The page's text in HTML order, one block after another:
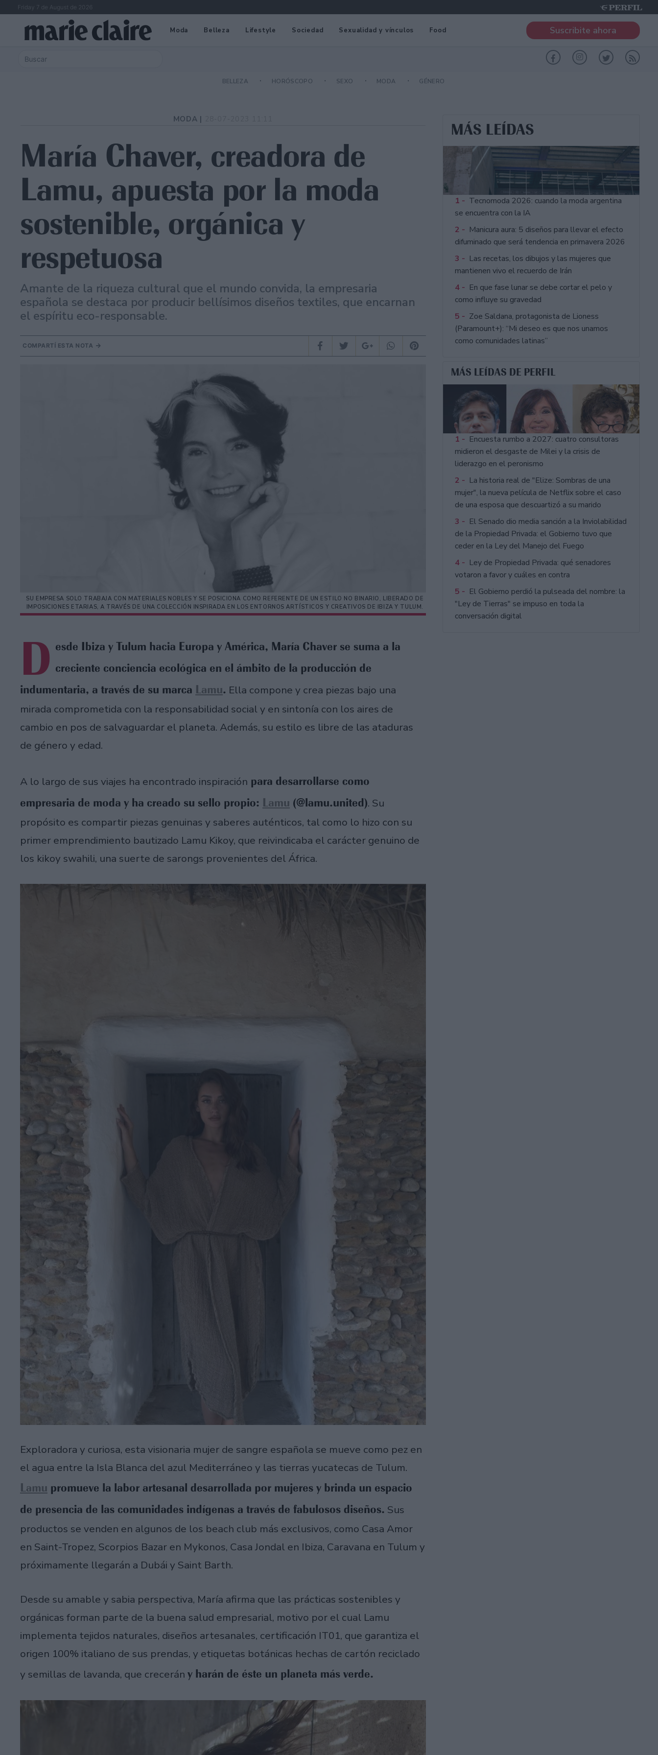
Friday 7 de August de 2026
Moda Belleza Lifestyle Sociedad Sexualidad y vínculos Food Suscribite ahora
BELLEZA HORÓSCOPO SEXO MODA GÉNERO
MODA |
María Chaver, creadora de
Lamu, apuesta por la moda
sostenible, orgánica y
respetuosa
Amante de la riqueza cultural que el mundo convida, la empresaria
española se destaca por producir bellísimos diseños textiles, que encarnan
el espíritu eco-responsable.
COMPARTÍ ESTA NOTA
SU EMPRESA SOLO TRABAJA CON MATERIALES NOBLES Y SE POSICIONA COMO REFERENTE DE UN ESTILO NO BINARIO, LIBERADO DE
IMPOSICIONES ETARIAS, A TRAVÉS DE UNA COLECCIÓN INSPIRADA EN LOS ENTORNOS ARTÍSTICOS Y CREATIVOS DE IBIZA Y TULUM.
D esde Ibiza y Tulum hacia Europa y América, María Chaver se suma a la
creciente conciencia ecológica en el ámbito de la producción de
indumentaria, a través de su marca Lamu. Ella compone y crea piezas bajo una
mirada comprometida con la responsabilidad social y en sintonía con los aires de
cambio en pos de salvaguardar el planeta. Además, su estilo es libre de las ataduras
de género y edad.
A lo largo de sus viajes ha encontrado inspiración para desarrollarse como
empresaria de moda y ha creado su sello propio: Lamu (@lamu.united). Su
propósito es compartir piezas genuinas y saberes auténticos, tal como lo hizo con su
primer emprendimiento bautizado Lamu Kikoy, que reivindicaba el carácter genuino de
los kikoy swahili, una suerte de sarongs provenientes del África.
Exploradora y curiosa, esta visionaria mujer de sangre española se mueve como pez en
el agua entre la Isla Blanca del azul Mediterráneo y las tierras yucatecas de Tulum.
Lamu promueve la labor artesanal desarrollada por mujeres y brinda un espacio
de presencia de las comunidades indígenas a través de fabulosos diseños. Sus
productos se venden en algunos de los beach club más exclusivos, como Casa Amor
en Saint-Tropez, Scorpios Bazar en Mykonos, Casa Jondal en Ibiza, Caravana en Tulum y
próximamente llegarán a Dubái y Saint Barth.
Desde su amable y sabia perspectiva, María afirma que las prácticas sostenibles y
orgánicas forman parte de la buena salud empresarial, motivo por el cual Lamu
implementa tejidos naturales, diseños artesanales, certificación IT01, que garantiza el
origen 100% italiano de sus prendas, y etiquetas botánicas hechas de cartón reciclado
y semillas de lavanda, que crecerán y harán de éste un planeta más verde.
MÁS LEÍDAS
1 - Tecnomoda 2026: cuando la moda argentina
se encuentra con la IA
2 - Manicura aura: 5 diseños para llevar el efecto
difuminado que será tendencia en primavera 2026
3 - Las recetas, los dibujos y las mujeres que
mantienen vivo el recuerdo de Irán
4 - En que fase lunar se debe cortar el pelo y
como influye su gravedad
5 - Zoe Saldana, protagonista de Lioness
(Paramount+): “Mi deseo es que nos unamos
como comunidades latinas”
MÁS LEÍDAS DE PERFIL
1 - Encuesta rumbo a 2027: cuatro consultoras
midieron el desgaste de Milei y la crisis de
liderazgo en el peronismo
2 - La historia real de "Elize: Sombras de una
mujer", la nueva película de Netflix sobre el caso
de una esposa que descuartizó a su marido
3 - El Senado dio media sanción a la Inviolabilidad
de la Propiedad Privada: el Gobierno tuvo que
ceder en la Ley del Manejo del Fuego
4 - Ley de Propiedad Privada: qué senadores
votaron a favor y cuáles en contra
5 - El Gobierno perdió la pulseada del nombre: la
"Ley de Tierras" se impuso en toda la
conversación digital